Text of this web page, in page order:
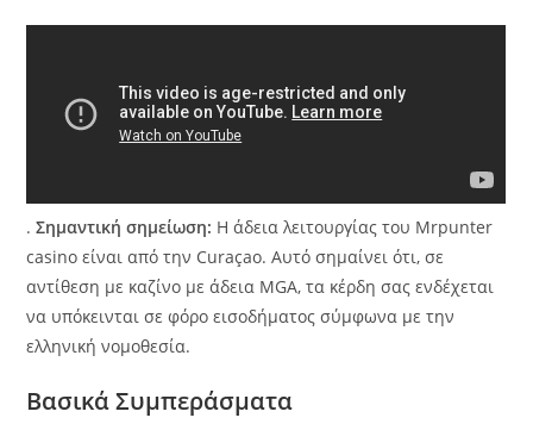
.Σημαντική σημείωση: Η άδεια λειτουργίας του Mrpunter
casino είναι από την Curaçao. Αυτό σημαίνει ότι, σε
αντίθεση με καζίνο με άδεια MGA, τα κέρδη σας ενδέχεται
να υπόκεινται σε φόρο εισοδήματος σύμφωνα με την
ελληνική νομοθεσία.
Βασικά Συμπεράσματα